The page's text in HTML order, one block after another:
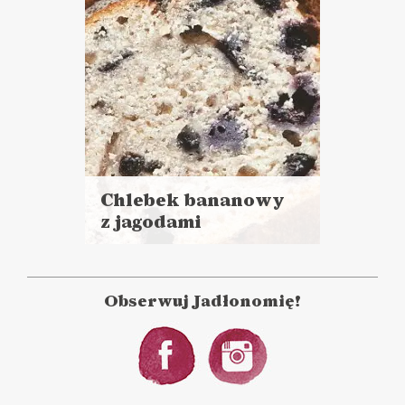
Chlebek bananowy
z jagodami
+ 60 minut pieczenia
CIASTA I DESERY
POWRÓT DO SZKOŁY ?
Obserwuj Jadłonomię!